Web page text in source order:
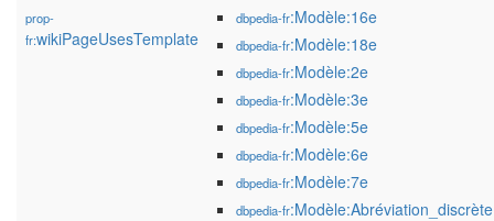
prop-
fr:wikiPageUsesTemplate
dbpedia-fr:Modèle:16e
dbpedia-fr:Modèle:18e
dbpedia-fr:Modèle:2e
dbpedia-fr:Modèle:3e
dbpedia-fr:Modèle:5e
dbpedia-fr:Modèle:6e
dbpedia-fr:Modèle:7e
dbpedia-fr:Modèle:Abréviation_discrète